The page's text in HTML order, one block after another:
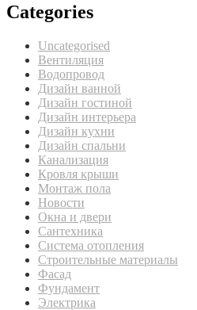
Categories
Uncategorised
Вентиляция
Водопровод
Дизайн ванной
Дизайн гостиной
Дизайн интерьера
Дизайн кухни
Дизайн спальни
Канализация
Кровля крыши
Монтаж пола
Новости
Окна и двери
Сантехника
Система отопления
Строительные материалы
Фасад
Фундамент
Электрика